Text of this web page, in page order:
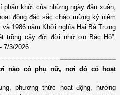
phấn khởi của những ngày đầu xuân,
động đặc sắc chào mừng kỷ niệm
1986 năm Khởi nghĩa Hai Bà Trưng
trồng cây đời đời nhớ ơn Bác Hồ”.
3/2026.
nào có phụ nữ, nơi đó có hoạt
phương thức hoạt động, hướng